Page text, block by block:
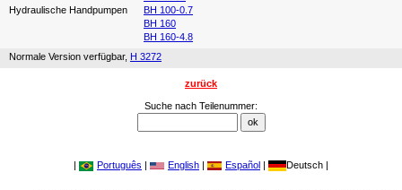
Hydraulische Handpumpen
BH 100-0.7
BH 160
BH 160-4.8
Normale Version verfügbar, H 3272
zurück
Suche nach Teilenummer:
| Português | English | Español | Deutsch |